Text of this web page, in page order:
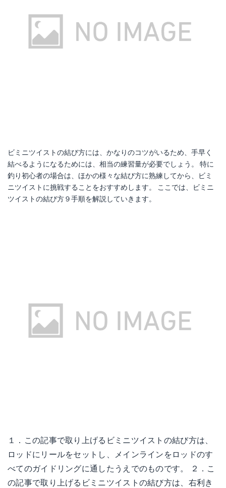
ビミニツイストの結び方には、かなりのコツがいるため、手早く
結べるようになるためには、相当の練習量が必要でしょう。 特に
釣り初心者の場合は、ほかの様々な結び方に熟練してから、ビミ
ニツイストに挑戦することをおすすめします。 ここでは、ビミニ
ツイストの結び方９手順を解説していきます。
１．この記事で取り上げるビミニツイストの結び方は、
ロッドにリールをセットし、メインラインをロッドのす
べてのガイドリングに通したうえでのものです。 ２．こ
の記事で取り上げるビミニツイストの結び方は、右利き